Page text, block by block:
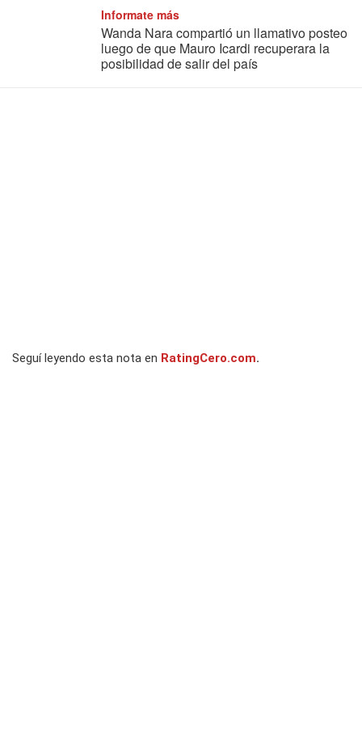
Informate más
Wanda Nara compartió un llamativo posteo
luego de que Mauro Icardi recuperara la
posibilidad de salir del país
Seguí leyendo esta nota en RatingCero.com.